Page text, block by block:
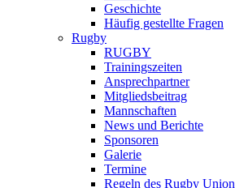
Geschichte
Häufig gestellte Fragen
Rugby
RUGBY
Trainingszeiten
Ansprechpartner
Mitgliedsbeitrag
Mannschaften
News und Berichte
Sponsoren
Galerie
Termine
Regeln des Rugby Union